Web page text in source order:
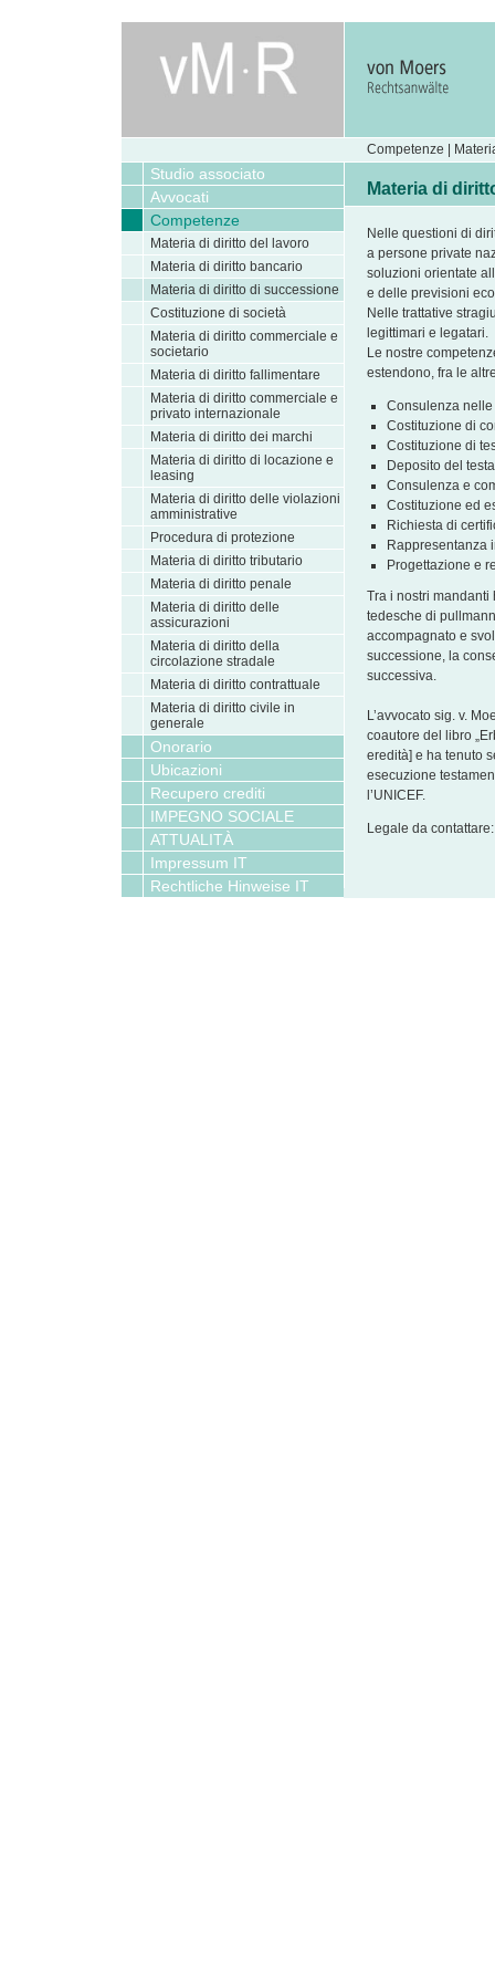
Competenze |
Studio associato
Avvocati
Competenze
Materia di diritto del lavoro
Materia di diritto bancario
Materia di diritto di successione
Costituzione di società
Materia di diritto commerciale e
societario
Materia di diritto fallimentare
Materia di diritto commerciale e
privato internazionale
Materia di diritto dei marchi
Materia di diritto di locazione e
leasing
Materia di diritto delle violazioni
amministrative
Procedura di protezione
Materia di diritto tributario
Materia di diritto penale
Materia di diritto delle
assicurazioni
Materia di diritto della
circolazione stradale
Materia di diritto contrattuale
Materia di diritto civile in
generale
Onorario
Ubicazioni
Recupero crediti
IMPEGNO SOCIALE
ATTUALITÀ
Impressum IT
Rechtliche Hinweise IT
Materia di
Nelle questioni di
a persone private
soluzioni orientate
e delle previsioni
Nelle trattative
legittimari e legatari.
Le nostre
estendono, fra le
Consulenza
Costituzione di
Costituzione di
Deposito del
Consulenza e
Costituzione ed
Richiesta di
Rappresentanza
Progettazione e
Tra i nostri
tedesche di
accompagnato e
successione, la
successiva.
L’avvocato sig. v.
coautore del libro
eredità] e ha tenuto
esecuzione
l’UNICEF.
Legale da